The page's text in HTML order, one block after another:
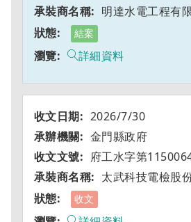
明達水電工程有
結案
詳細資料
2026/7/30
金門縣政府
府工水字第
太武科技電檢股
收文